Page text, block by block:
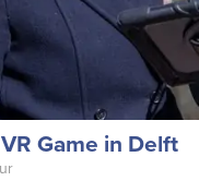
Game in Delft